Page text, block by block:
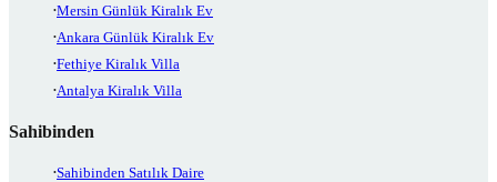
Mersin Günlük Kiralık Ev
Ankara Günlük Kiralık Ev
Fethiye Kiralık Villa
Antalya Kiralık Villa
Sahibinden
Sahibinden Satılık Daire